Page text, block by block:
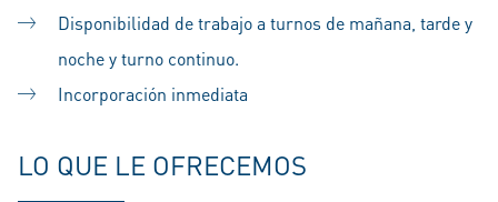
Disponibilidad de trabajo a turnos de mañana, tarde y
noche y turno continuo.
Incorporación inmediata
LO QUE LE OFRECEMOS